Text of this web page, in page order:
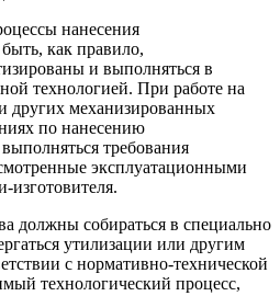
нанесения
как правило,
и выполняться в
технологией. При работе на
других механизированных
по нанесению
требования
эксплуатационными
изготовителя.
должны собираться в специально
утилизации или другим
с нормативно-технической
технологический процесс,